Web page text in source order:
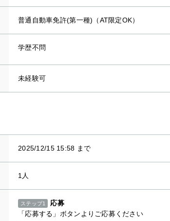
普通自動車免許(第一種)（AT限定OK）
学歴不問
未経験可
2025/12/15 15:58 まで
1人
ステップ1
応募
「応募する」ボタンよりご応募ください